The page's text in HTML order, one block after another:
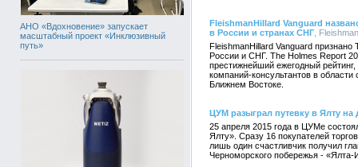
АНО «Вдохновение» запускает
масштабный проект «Инклюзивный
путь»
FleishmanHillard Vanguard
в России и странах СНГ ,
FleishmanHillard Vanguard
России и СНГ. The Holmes Report
престижнейший ежегодный
компаний-консультантов в
Ближнем Востоке.
ЦУМ разыграл путевку в Ялту на
25 апреля 2015 года в ЦУМе
Ялту». Сразу 16 покупателей
лишь один счастливчик получил
Черноморского побережья - «Ялта-